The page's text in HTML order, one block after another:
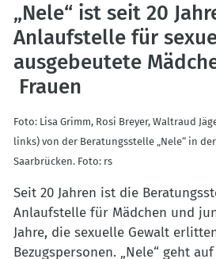
„Nele“ ist seit 20
Anlaufstelle für
ausgebeutete
Frauen
Foto: Lisa Grimm, Rosi Breyer, Waltraud
links) von der Beratungsstelle „Nele“ in
Saarbrücken. Foto: rs
Seit 20 Jahren ist die
Anlaufstelle für Mädchen und
Jahre, die sexuelle Gewalt
Bezugspersonen. „Nele“ geht